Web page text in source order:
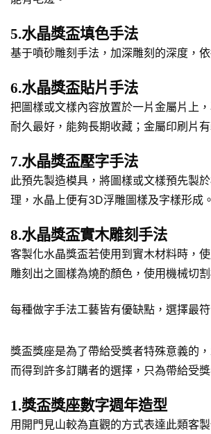
5.水晶獎盃填色手法
基于噴砂雕刻手法，加深雕刻的深度，
6.水晶獎盃貼片手法
把圖樣或文樣內容放置於一片金屬片上
耐久最好，能夠長期收藏；金屬印刷片
7.水晶獎盃壓字手法
此預先製造模具，將圖樣或文樣預先製
理，水晶上便有3D浮雕圖樣及字樣形成
8.水晶獎盃實木雕刻手法
客製化水晶獎盃若使用到實木材料時，
雕刻出之圖樣為燒酌顏色，使用機械切
每種做字手法工藝皆有優缺點，選擇最
獎盃獎座是為了帶給受獎者特殊意義的
而得到許多訂購者的選擇，只為帶給受
1.獎盃獎座數字週年造型
用開門見山較為直觀的方式表達此類客